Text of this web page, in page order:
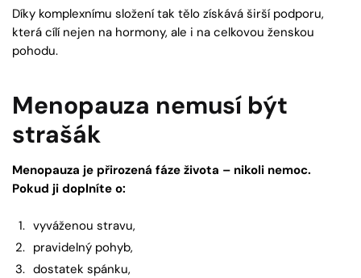
Díky komplexnímu složení tak tělo získává širší podporu,
která cílí nejen na hormony, ale i na celkovou ženskou
pohodu.
Menopauza nemusí být
strašák
Menopauza je přirozená fáze života – nikoli nemoc.
Pokud ji doplníte o:
vyváženou stravu,
pravidelný pohyb,
dostatek spánku,